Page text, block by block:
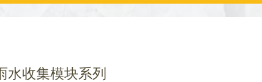
水收集模块系列